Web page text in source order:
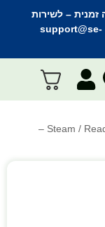
– לשירות
support@se-
Steam
/ Ready or Not –